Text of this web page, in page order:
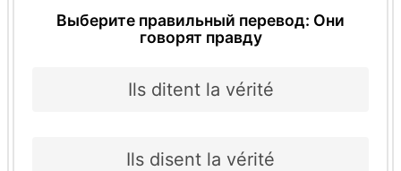
Выберите правильный перевод: Они
говорят правду
Ils ditent la vérité
Ils disent la vérité